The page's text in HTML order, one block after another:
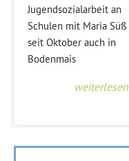
Jugendsozialarbeit an
Schulen mit Maria Süß
seit Oktober auch in
Bodenmais
weiterlesen